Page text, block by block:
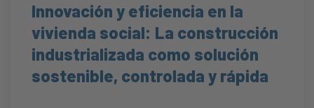
Innovación y eficiencia en la
vivienda social: La construcción
industrializada como solución
sostenible, controlada y rápida